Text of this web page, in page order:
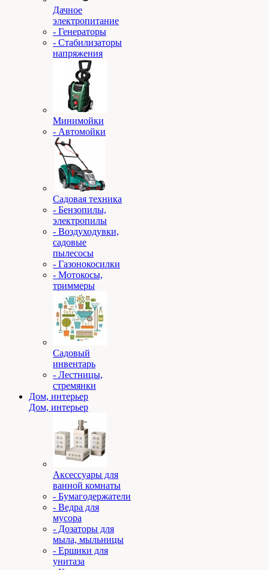
Дачное
электропитание
- Генераторы
- Стабилизаторы
напряжения
Минимойки
- Автомойки
Садовая техника
- Бензопилы,
электропилы
- Воздуходувки,
садовые
пылесосы
- Газонокосилки
- Мотокосы,
триммеры
Садовый
инвентарь
- Лестницы,
стремянки
Дом, интерьер
Дом, интерьер
Аксессуары для
ванной комнаты
- Бумагодержатели
- Ведра для
мусора
- Дозаторы для
мыла, мыльницы
- Ершики для
унитаза